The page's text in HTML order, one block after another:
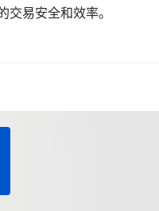
易安全和效率。